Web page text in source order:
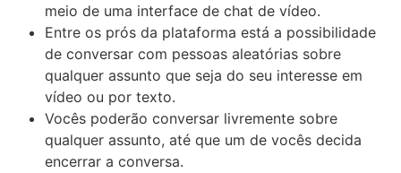
meio de uma interface de chat de vídeo.
Entre os prós da plataforma está a possibilidade
de conversar com pessoas aleatórias sobre
qualquer assunto que seja do seu interesse em
vídeo ou por texto.
Vocês poderão conversar livremente sobre
qualquer assunto, até que um de vocês decida
encerrar a conversa.